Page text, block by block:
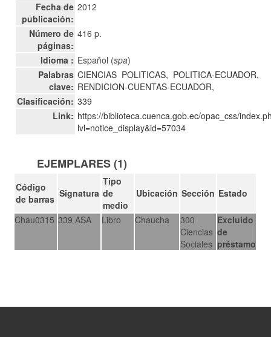
Fecha de
publicación:
2012
Número de
páginas:
416 p.
Idioma : Español (spa)
Palabras
clave:
CIENCIAS POLITICAS, POLITICA-ECUADOR,
RENDICION-CUENTAS-ECUADOR,
Clasificación: 339
Link: https://biblioteca.cuenca.gob.ec/opac_css/
lvl=notice_display&id=57034
EJEMPLARES (1)
Código
de barras Signatura
Tipo
de
medio
Ubicación Sección Estado
Chau0315 339 ASA Libro Chaucha
300
Ciencias
Sociales
Excluido
de
préstamo